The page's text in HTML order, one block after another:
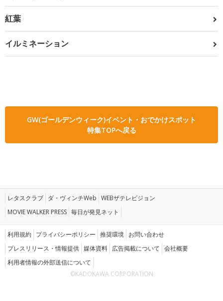
紅葉
イルミネーション
GW(ゴールデンウィーク)イベント・おでかけスポット
特集TOPへ戻る
レタスクラブ ダ・ヴィンチWeb WEBザテレビジョン
MOVIE WALKER PRESS 毎日が発見ネット
利用規約 プライバシーポリシー 推奨環境 お問い合わせ
プレスリリース・情報提供 媒体資料 広告掲載について 会社概要
利用者情報の外部送信について
©KADOKAWA CORPORATION